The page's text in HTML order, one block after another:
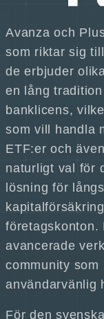
Avanza och
som riktar sig
de erbjuder
en lång
banklicens,
som vill handla
ETF:er och
naturligt val för
lösning för
företagskonton.
avancerade
community
användarvänlig
För den